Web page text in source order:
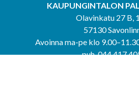
KAUPUNGINTALON
Olavinkatu 27 B,
57130
Avoinna ma-pe klo
puh. 044 417